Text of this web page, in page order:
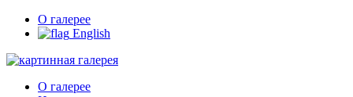
О галерее
English
О галерее